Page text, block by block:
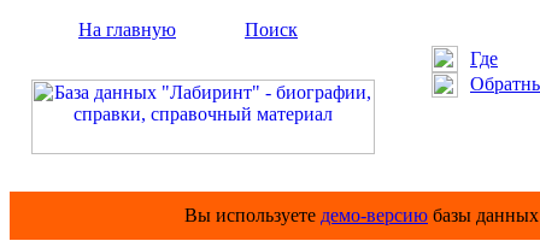
На главную
Поиск
Где
Вы используете демо-версию базы